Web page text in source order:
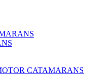
CATAMARANS